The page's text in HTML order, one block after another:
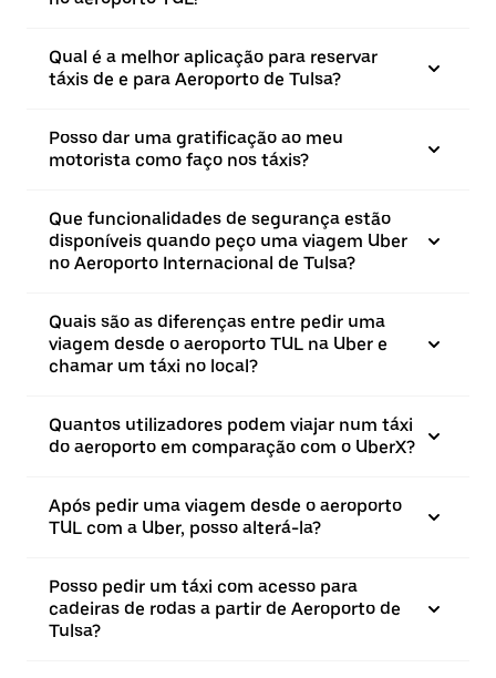
Qual é a melhor aplicação para reservar
táxis de e para Aeroporto de Tulsa?
Posso dar uma gratificação ao meu
motorista como faço nos táxis?
Que funcionalidades de segurança estão
disponíveis quando peço uma viagem Uber
no Aeroporto Internacional de Tulsa?
Quais são as diferenças entre pedir uma
viagem desde o aeroporto TUL na Uber e
chamar um táxi no local?
Quantos utilizadores podem viajar num táxi
do aeroporto em comparação com o UberX?
Após pedir uma viagem desde o aeroporto
TUL com a Uber, posso alterá-la?
Posso pedir um táxi com acesso para
cadeiras de rodas a partir de Aeroporto de
Tulsa?